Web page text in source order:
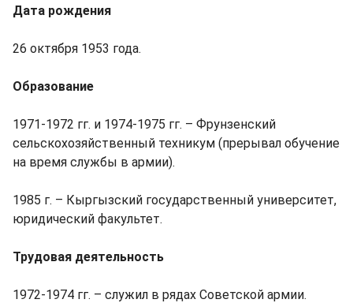
Дата рождения
26 октября 1953 года.
Образование
1971-1972 гг. и 1974-1975 гг. – Фрунзенский
сельскохозяйственный техникум (прерывал обучение
на время службы в армии).
1985 г. – Кыргызский государственный университет,
юридический факультет.
Трудовая деятельность
1972-1974 гг. – служил в рядах Советской армии.